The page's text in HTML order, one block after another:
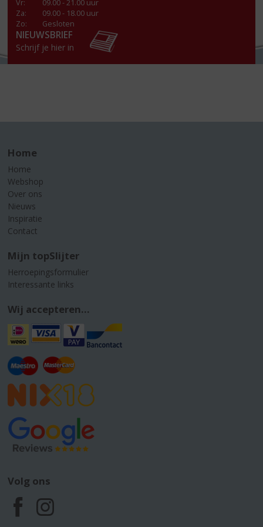
Vr:
09.00 - 21.00 uur
Za:
09.00 - 18.00 uur
Zo:
Gesloten
NIEUWSBRIEF
Schrijf je hier in
Home
Home
Webshop
Over ons
Nieuws
Inspiratie
Contact
Mijn topSlijter
Herroepingsformulier
Interessante links
Wij accepteren...
Volg ons
F
I